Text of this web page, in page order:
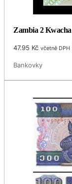
Zambia 2 Kwacha
47.95 Kč včetně DPH
Bankovky